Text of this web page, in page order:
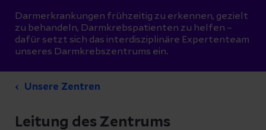
Darmerkrankungen frühzeitig zu erkennen, gezielt
zu behandeln, Darmkrebspatienten zu helfen –
dafür setzt sich das interdisziplinäre Expertenteam
unseres Darmkrebszentrums ein.
Unsere Zentren
Leitung des Zentrums